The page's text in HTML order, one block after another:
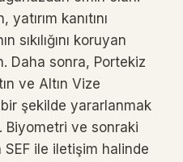
yatırım kanıtını
koruyan
Daha sonra, Portekiz
ve Altın Vize
şekilde yararlanmak
Biyometri ve sonraki
SEF ile iletişim halinde